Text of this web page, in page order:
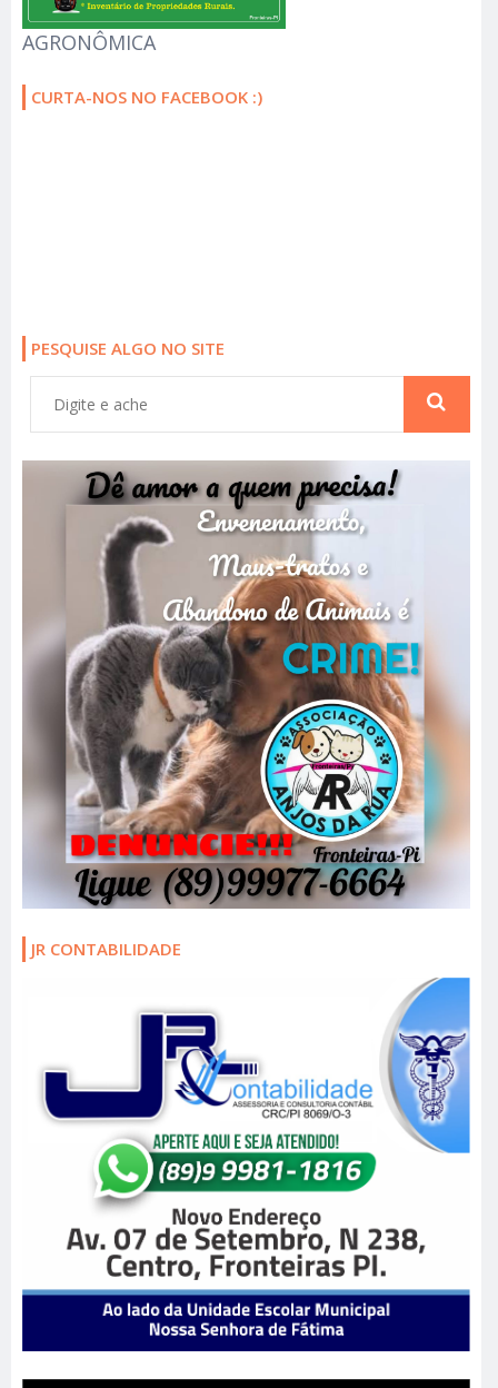
AGRONÔMICA
CURTA-NOS NO FACEBOOK :)
PESQUISE ALGO NO SITE
JR CONTABILIDADE